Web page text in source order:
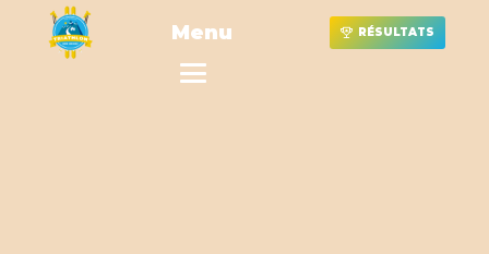
Menu RÉSULTATS